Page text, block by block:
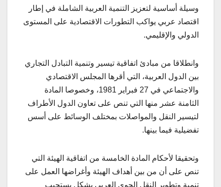
وسيلة أساسية لتعزيز التنمية العربية الشاملة في إطار
اقتصاد عربي يواكب التطورات الاقتصادية على المستوى
الدولي والإقليمي.
وانطلاقا من مبادئ اتفاقية تيسير وتنمية التبادل التجاري
بين الدول العربية، التي أقرها المجلس الاقتصادي
والاجتماعي في 27 فبراير 1981، وخصوصا المادة
الثامنة عشر منها التي تنص على تعاون الدول الأطراف
لتيسير النقل والمواصلات بمختلف الوسائط على أسس
تفضيلية فيما بينها.
وتحقيقا لأحكام المادة الخامسة من اتفاقية الهيئة التي
تنص على أن من بين أهداف الهيئة وأغراضها العمل على
تنمية وتطوير النقل الجوي العربي بشكل يستجيب